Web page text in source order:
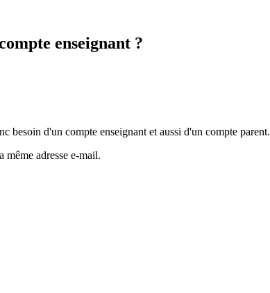
enseignant ?
besoin d'un compte enseignant et aussi d'un compte parent.
adresse e-mail.